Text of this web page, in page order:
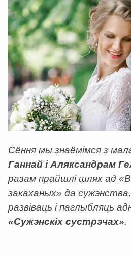
Сёння мы знаёмімся з
Ганнай і Аляксандрам
разам прайшлі шлях ад
закаханых» да
развіваць і паглыбляць
«Сужэнскіх сустрэчах».